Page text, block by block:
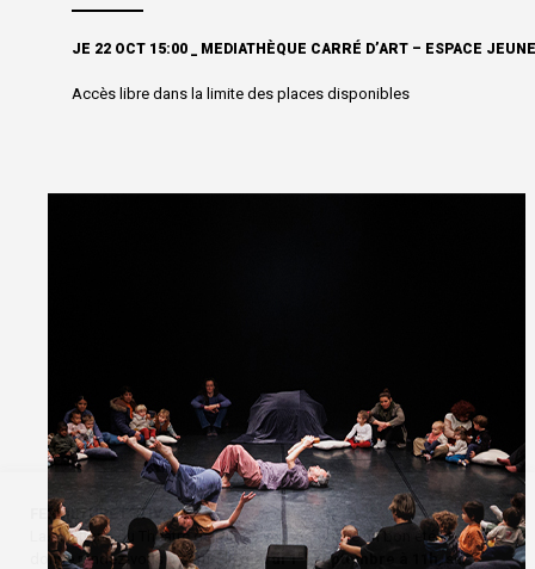
JE 22 OCT 15:00 _ MEDIATHÈQUE CARRÉ D’ART – ESPACE
Accès libre dans la limite des places disponibles
FERMETURE ESTIVALE
La billetterie du Théâtre de Nîmes vous souhaite un bon été et vous
donne rendez-vous à partir du mardi 1 erseptembre à 11h , sur